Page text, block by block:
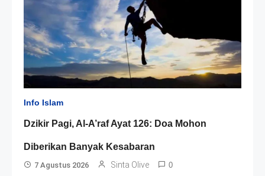
Info Islam
Dzikir Pagi, Al-A’raf Ayat 126: Doa Mohon
Diberikan Banyak Kesabaran
7 Agustus 2026 Sinta Olive 0